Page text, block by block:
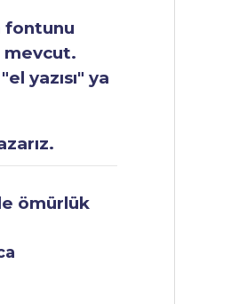
fontunu
mevcut.
yazısı" ya
ömürlük